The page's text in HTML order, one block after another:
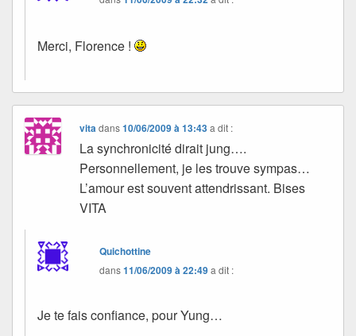
Merci, Florence !
vitadans10/06/2009 à 13:43 a dit :
La synchronicité dirait jung….
Personnellement, je les trouve sympas…
L’amour est souvent attendrissant. Bises
VITA
Quichottine
dans11/06/2009 à 22:49a dit :
Je te fais confiance, pour Yung…